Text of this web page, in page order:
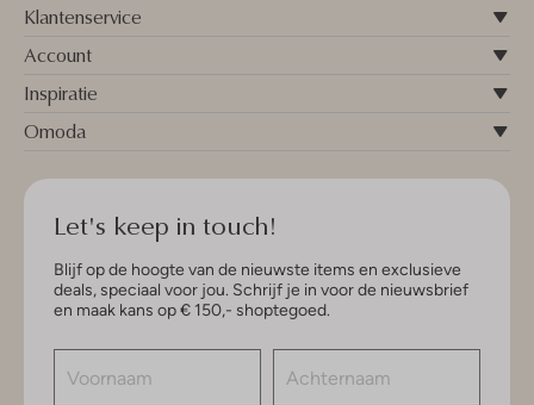
Klantenservice
Account
Inspiratie
Omoda
Let's keep in touch!
Blijf op de hoogte van de nieuwste items en exclusieve
deals, speciaal voor jou. Schrijf je in voor de nieuwsbrief
en maak kans op € 150,- shoptegoed.